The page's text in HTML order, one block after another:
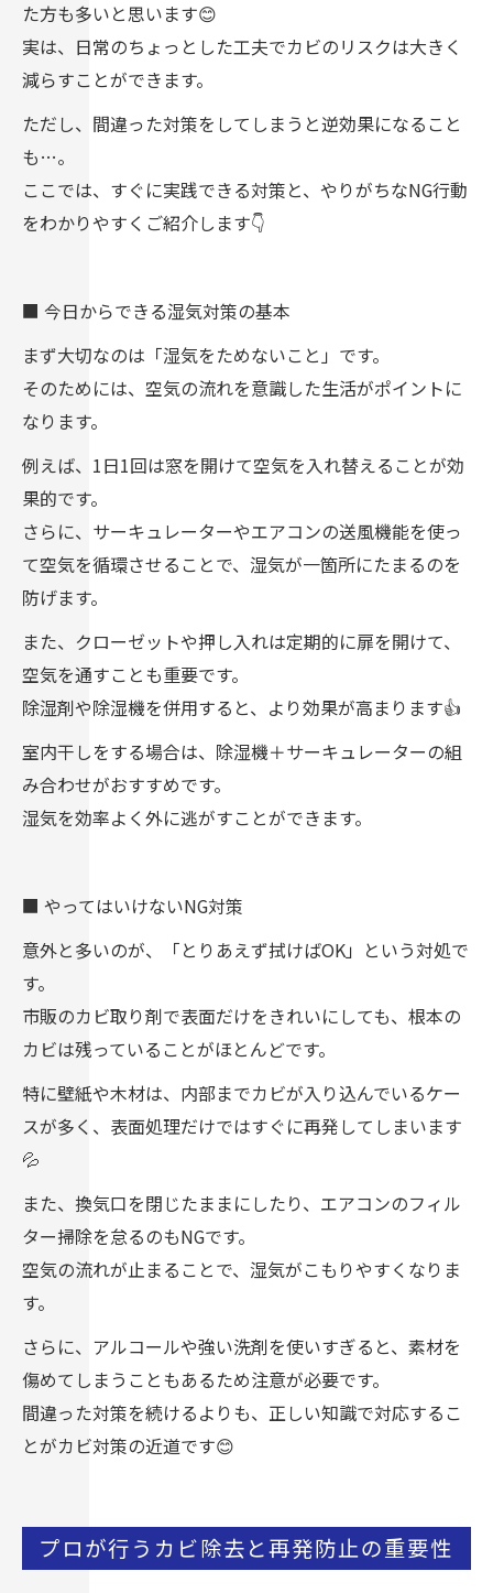
た方も多いと思います😊
実は、日常のちょっとした工夫でカビのリスクは大きく
減らすことができます。
ただし、間違った対策をしてしまうと逆効果になること
も…。
ここでは、すぐに実践できる対策と、やりがちなNG行動
をわかりやすくご紹介します👇
■ 今日からできる湿気対策の基本
まず大切なのは「湿気をためないこと」です。
そのためには、空気の流れを意識した生活がポイントに
なります。
例えば、1日1回は窓を開けて空気を入れ替えることが効
果的です。
さらに、サーキュレーターやエアコンの送風機能を使っ
て空気を循環させることで、湿気が一箇所にたまるのを
防げます。
また、クローゼットや押し入れは定期的に扉を開けて、
空気を通すことも重要です。
除湿剤や除湿機を併用すると、より効果が高まります👍
室内干しをする場合は、除湿機＋サーキュレーターの組
み合わせがおすすめです。
湿気を効率よく外に逃がすことができます。
■ やってはいけないNG対策
意外と多いのが、「とりあえず拭けばOK」という対処で
す。
市販のカビ取り剤で表面だけをきれいにしても、根本の
カビは残っていることがほとんどです。
特に壁紙や木材は、内部までカビが入り込んでいるケー
スが多く、表面処理だけではすぐに再発してしまいます
💦
また、換気口を閉じたままにしたり、エアコンのフィル
ター掃除を怠るのもNGです。
空気の流れが止まることで、湿気がこもりやすくなりま
す。
さらに、アルコールや強い洗剤を使いすぎると、素材を
傷めてしまうこともあるため注意が必要です。
間違った対策を続けるよりも、正しい知識で対応するこ
とがカビ対策の近道です😊
プロが行うカビ除去と再発防止の重要性